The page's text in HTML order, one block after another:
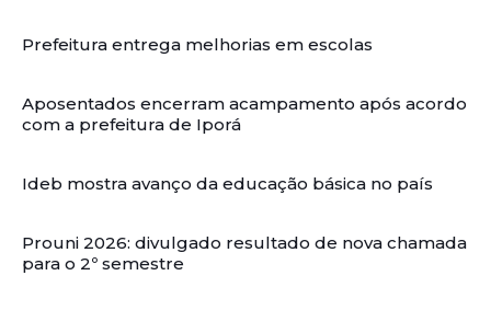
Prefeitura entrega melhorias em escolas
Aposentados encerram acampamento após acordo
com a prefeitura de Iporá
Ideb mostra avanço da educação básica no país
Prouni 2026: divulgado resultado de nova chamada
para o 2º semestre